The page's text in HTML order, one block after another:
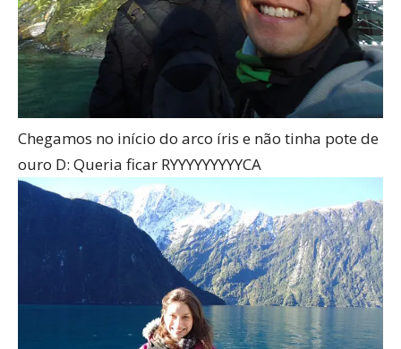
Chegamos no início do arco íris e não tinha pote de
ouro D: Queria ficar RYYYYYYYYYCA